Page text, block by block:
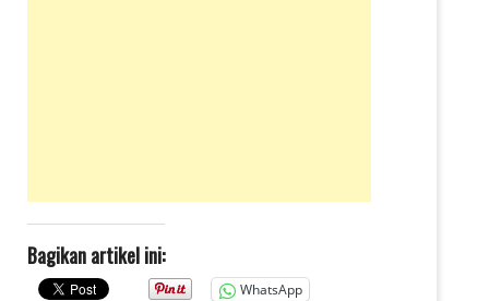
Bagikan artikel ini:
WhatsApp